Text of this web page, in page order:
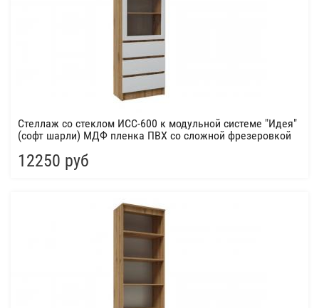
Стеллаж со стеклом ИСС-600 к модульной системе "Идея"
(софт шарли) МДФ пленка ПВХ со сложной фрезеровкой
12250 руб